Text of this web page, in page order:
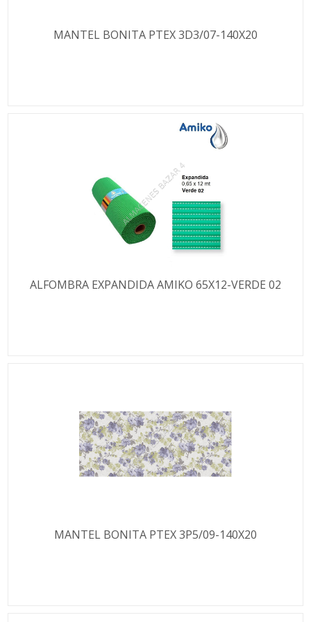
MANTEL BONITA PTEX 3D3/07-140X20
ALFOMBRA EXPANDIDA AMIKO 65X12-VERDE 02
MANTEL BONITA PTEX 3P5/09-140X20